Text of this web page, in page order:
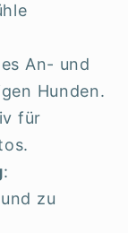
An- und
Hunden.
für
:
zu